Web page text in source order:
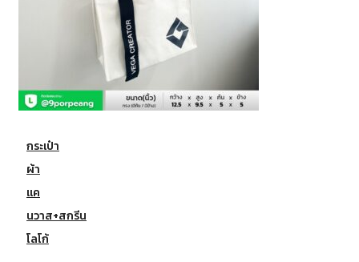
กระเป๋า
ผ้า
แค
นวาส+สกรีน
โลโก้